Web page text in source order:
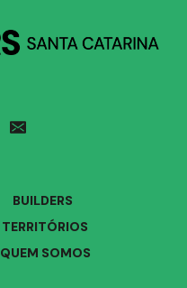
BUILDERS
TERRITÓRIOS
QUEM SOMOS